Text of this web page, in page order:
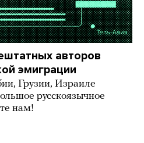
авторов
эмиграции
Грузии, Израиле
русскоязычное
нам!